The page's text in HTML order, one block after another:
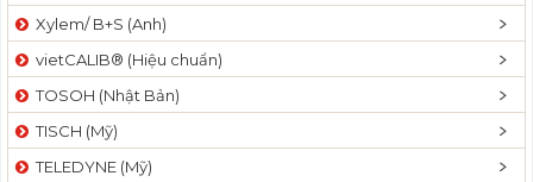
Xylem/ B+S (Anh)
vietCALIB® (Hiệu chuẩn)
TOSOH (Nhật Bản)
TISCH (Mỹ)
TELEDYNE (Mỹ)